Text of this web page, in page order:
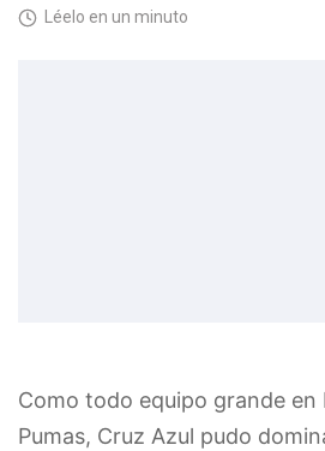
Léelo en un minuto
Como todo equipo grande en
Pumas, Cruz Azul pudo